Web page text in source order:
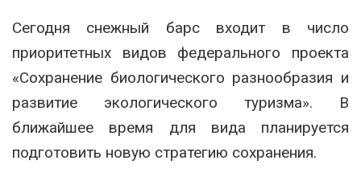
Сегодня снежный барс входит в число
приоритетных видов федерального проекта
«Сохранение биологического разнообразия и
развитие экологического туризма». В
ближайшее время для вида планируется
подготовить новую стратегию сохранения.